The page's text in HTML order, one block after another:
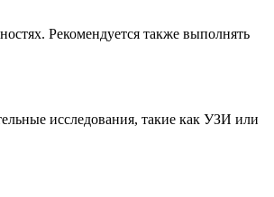
Рекомендуется также выполнять
исследования, такие как УЗИ или